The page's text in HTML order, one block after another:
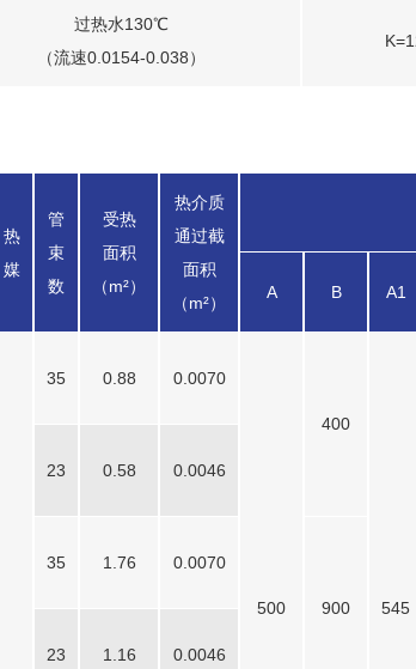
过热水130℃
（流速0.0154-0.038）
热
媒
管
束
数
受热
面积
（m²）
热介质
通过截
面积
（m²）
A
B A1
35 0.88 0.0070
500
400
545
23 0.58 0.0046
35 1.76 0.0070
900
23 1.16 0.0046